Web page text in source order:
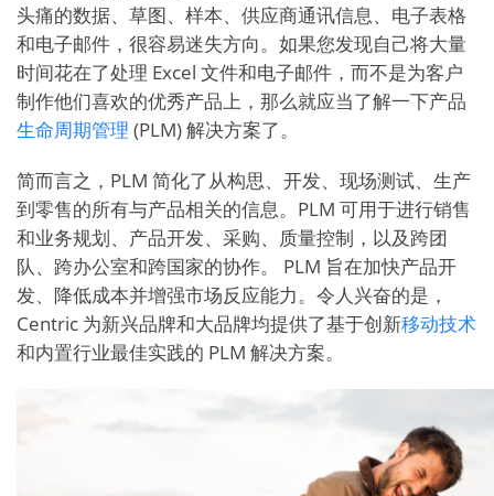
头痛的数据、草图、样本、供应商通讯信息、电子表格
和电子邮件，很容易迷失方向。如果您发现自己将大量
时间花在了处理 Excel 文件和电子邮件，而不是为客户
制作他们喜欢的优秀产品上，那么就应当了解一下产品
生命周期管理 (PLM) 解决方案了。
简而言之，PLM 简化了从构思、开发、现场测试、生产
到零售的所有与产品相关的信息。PLM 可用于进行销售
和业务规划、产品开发、采购、质量控制，以及跨团
队、跨办公室和跨国家的协作。 PLM 旨在加快产品开
发、降低成本并增强市场反应能力。令人兴奋的是，
Centric 为新兴品牌和大品牌均提供了基于创新移动技术
和内置行业最佳实践的 PLM 解决方案。